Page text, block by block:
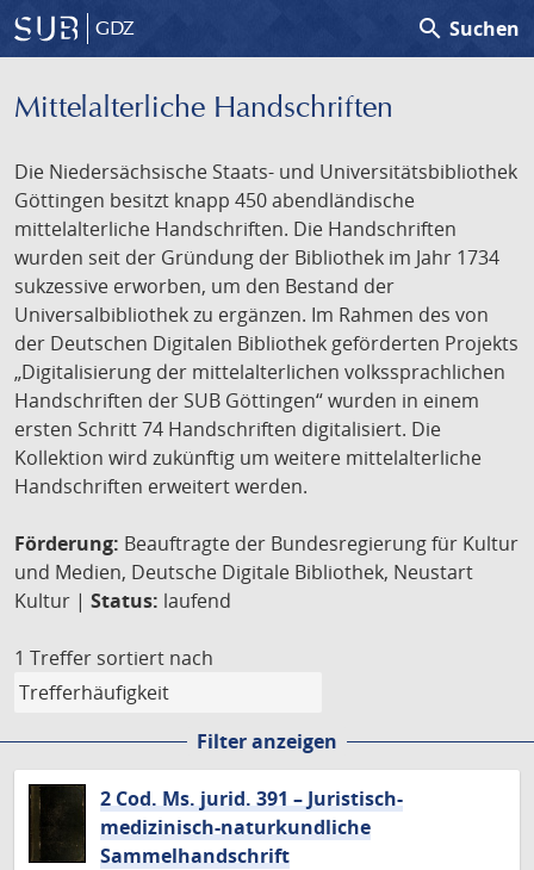
GDZ search Suchen
Mittelalterliche Handschriften
Die Niedersächsische Staats- und Universitätsbibliothek
Göttingen besitzt knapp 450 abendländische
mittelalterliche Handschriften. Die Handschriften
wurden seit der Gründung der Bibliothek im Jahr 1734
sukzessive erworben, um den Bestand der
Universalbibliothek zu ergänzen. Im Rahmen des von
der Deutschen Digitalen Bibliothek geförderten Projekts
„Digitalisierung der mittelalterlichen volkssprachlichen
Handschriften der SUB Göttingen“ wurden in einem
ersten Schritt 74 Handschriften digitalisiert. Die
Kollektion wird zukünftig um weitere mittelalterliche
Handschriften erweitert werden.
Förderung: Beauftragte der Bundesregierung für Kultur
und Medien, Deutsche Digitale Bibliothek, Neustart
Kultur | Status: laufend
1 Treffer sortiert nach
Filter anzeigen
2 Cod. Ms. jurid. 391 – Juristisch-
medizinisch-naturkundliche
Sammelhandschrift